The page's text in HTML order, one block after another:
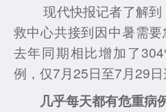
现代快报记者了解
救中心共接到因中暑需
去年同期相比增加了
例，仅7月25日至7月29日
几乎每天都有危重病